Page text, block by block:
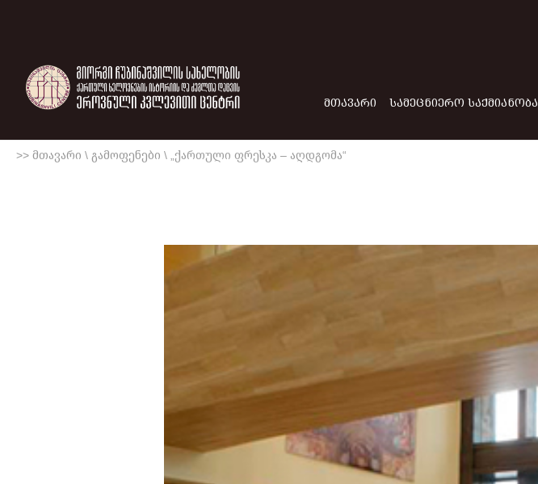
ᲛᲗᲐᲕᲐᲠᲘ ᲡᲐᲛᲔᲪᲜᲘᲔᲠᲝ ᲡᲐᲥᲛᲘᲐᲜᲝᲑᲐ
>> მთავარი \ გამოფენები \ „ქართული ფრესკა – აღდგომა“